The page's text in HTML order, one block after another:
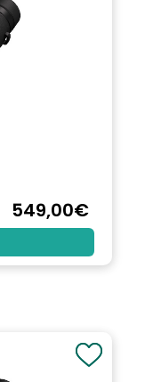
549,00€